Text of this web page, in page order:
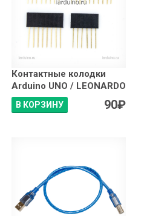
Контактные колодки
Arduino UNO / LEONARDO
В КОРЗИНУ 90₽